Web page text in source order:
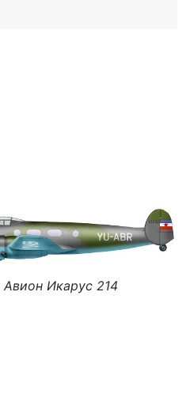
Авион Икарус 214